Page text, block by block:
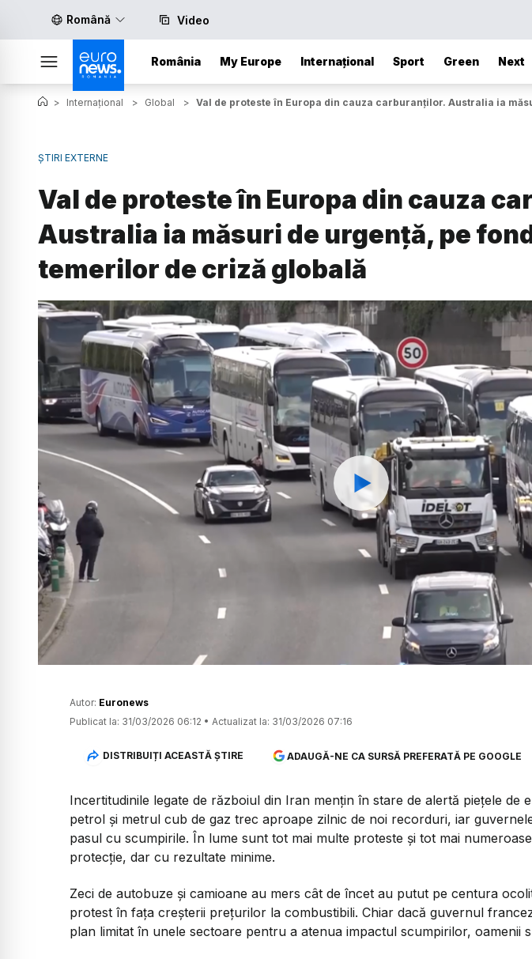
Română Video
România My Europe Internațional Sport Green Next
> Internațional > Global > Val de proteste în Europa din cauza carburanților. Australia ia
ȘTIRI EXTERNE
Val de proteste în Europa din cauza
Australia ia măsuri de urgență, pe
temerilor de criză globală
Watch
Autor: Euronews
Publicat la: 31/03/2026 06:12 • Actualizat la: 31/03/2026 07:16
DISTRIBUIȚI ACEASTĂ ȘTIRE ADAUGĂ-NE CA SURSĂ PREFERATĂ PE GOOGLE
Incertitudinile legate de războiul din Iran mențin în stare de alertă piețele de
petrol și metrul cub de gaz trec aproape zilnic de noi recorduri, iar
pasul cu scumpirile. În lume sunt tot mai multe proteste și tot mai
protecție, dar cu rezultate minime.
Zeci de autobuze și camioane au mers cât de încet au putut pe centura
protest în fața creșterii prețurilor la combustibili. Chiar dacă guvernul
plan limitat în unele sectoare pentru a atenua impactul scumpirilor, oamenii